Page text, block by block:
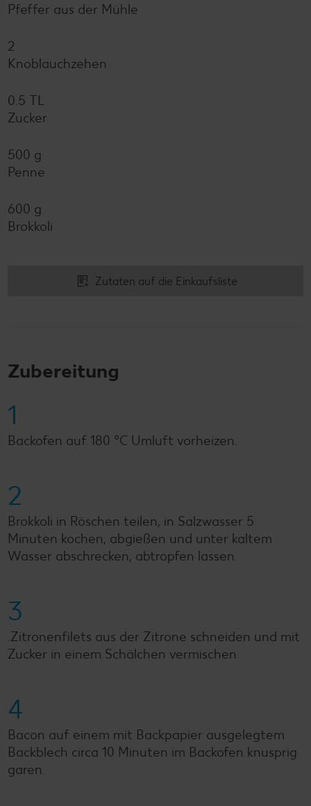
Pfeffer aus der Mühle
2
Knoblauchzehen
0.5 TL
Zucker
500 g
Penne
600 g
Brokkoli
Zutaten auf die Einkaufsliste
Zubereitung
1
Backofen auf 180 °C Umluft vorheizen.
2
Brokkoli in Röschen teilen, in Salzwasser 5
Minuten kochen, abgießen und unter kaltem
Wasser abschrecken, abtropfen lassen.
3
.Zitronenfilets aus der Zitrone schneiden und mit
Zucker in einem Schälchen vermischen.
4
Bacon auf einem mit Backpapier ausgelegtem
Backblech circa 10 Minuten im Backofen knusprig
garen.